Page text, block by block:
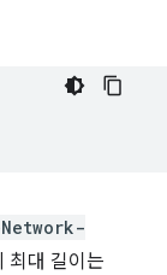
최대 길이는